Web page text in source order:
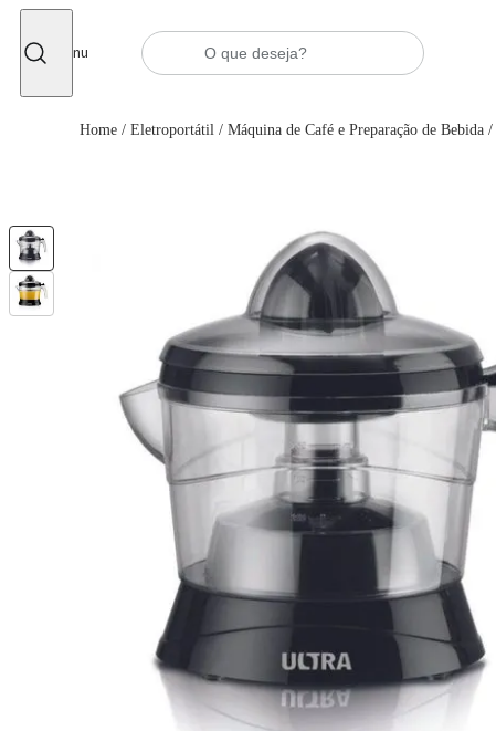
Menu
Home / Eletroportátil / Máquina de Café e Preparação de Bebida /